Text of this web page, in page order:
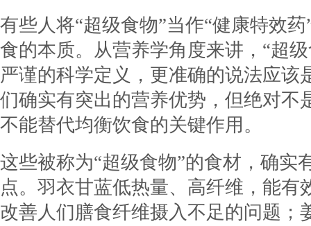
有些人将“超级食物”当作“健康特效
食的本质。从营养学角度来讲，“超
严谨的科学定义，更准确的说法应该
们确实有突出的营养优势，但绝对不
不能替代均衡饮食的关键作用。
这些被称为“超级食物”的食材，确实
点。羽衣甘蓝低热量、高纤维，能有
改善人们膳食纤维摄入不足的问题；